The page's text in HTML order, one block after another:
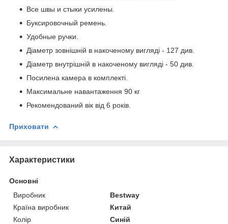
Все швы и стыки усилены.
Буксировочный ремень.
Удобные ручки.
Діаметр зовнішній в накоченому вигляді - 127 див.
Діаметр внутрішній в накоченому вигляді - 50 див.
Посилена камера в комплекті.
Максимальне навантаження 90 кг
Рекомендований вік від 6 років.
Приховати
Характеристики
Основні
Виробник
Bestway
Країна виробник
Китай
Колір
Синій